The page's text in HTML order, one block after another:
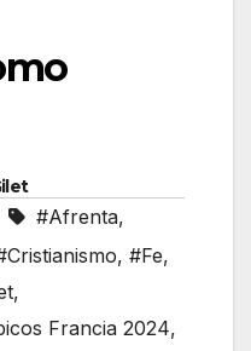
#Afrenta,
, #Fe,
,
Francia 2024,